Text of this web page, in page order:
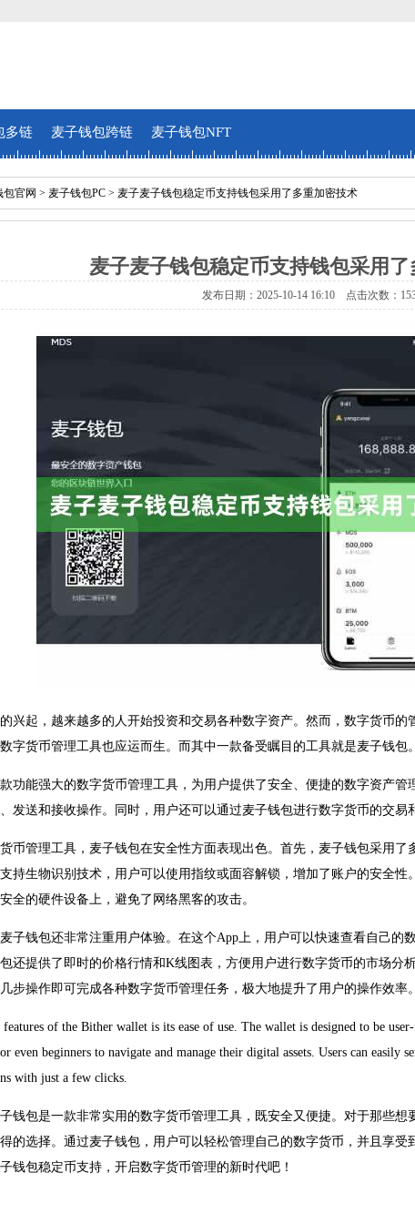
多链 麦子钱包跨链 麦子钱包NFT
包官网 > 麦子钱包PC > 麦子麦子钱包稳定币支持钱包采用了多重加密技术
麦子麦子钱包稳定币支持钱包采用
发布日期：2025-10-14 16:10 点击次数：
兴起，越来越多的人开始投资和交易各种数字资产。然而，数字货币
字货币管理工具也应运而生。而其中一款备受瞩目的工具就是麦子钱包。
功能强大的数字货币管理工具，为用户提供了安全、便捷的数字资产
发送和接收操作。同时，用户还可以通过麦子钱包进行数字货币的交易
币管理工具，麦子钱包在安全性方面表现出色。首先，麦子钱包采用
持生物识别技术，用户可以使用指纹或面容解锁，增加了账户的安全
全的硬件设备上，避免了网络黑客的攻击。
子钱包还非常注重用户体验。在这个App上，用户可以快速查看自己的
还提供了即时的价格行情和K线图表，方便用户进行数字货币的市场分
步操作即可完成各种数字货币管理任务，极大地提升了用户的操作效率。
of the Bither wallet is its ease of use. The wallet is designed to be
even beginners to navigate and manage their digital assets. Users can easily
with just a few clicks.
钱包是一款非常实用的数字货币管理工具，既安全又便捷。对于那些
的选择。通过麦子钱包，用户可以轻松管理自己的数字货币，并且享
钱包稳定币支持，开启数字货币管理的新时代吧！